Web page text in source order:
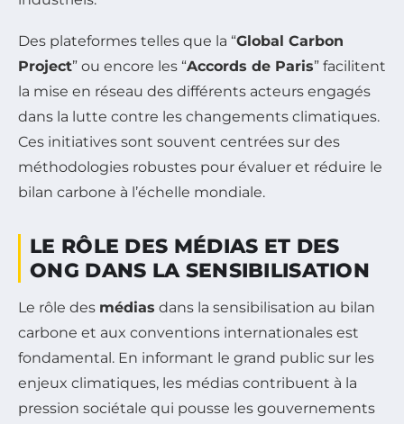
Des plateformes telles que la “Global Carbon
Project” ou encore les “Accords de Paris” facilitent
la mise en réseau des différents acteurs engagés
dans la lutte contre les changements climatiques.
Ces initiatives sont souvent centrées sur des
méthodologies robustes pour évaluer et réduire le
bilan carbone à l’échelle mondiale.
LE RÔLE DES MÉDIAS ET DES
ONG DANS LA SENSIBILISATION
Le rôle des médias dans la sensibilisation au bilan
carbone et aux conventions internationales est
fondamental. En informant le grand public sur les
enjeux climatiques, les médias contribuent à la
pression sociétale qui pousse les gouvernements